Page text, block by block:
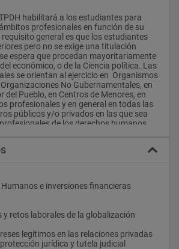
habilitará a los estudiantes para
profesionales en función de su
general es que los estudiantes
pero no se exige una titulación
espera que procedan mayoritariamente
económico, o de la Ciencia política. Las
se orientan al ejercicio en  Organismos
No Gubernamentales, en
del Pueblo, en Centros de Menores, en
profesionales y en general en todas las
públicos y/o privados en las que sea
de los derechos humanos.
y retos laborales de la globalización
legítimos en las relaciones privadas
jurídica y tutela judicial